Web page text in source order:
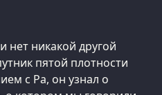
нет никакой другой
пятой плотности
с Ра, он узнал о